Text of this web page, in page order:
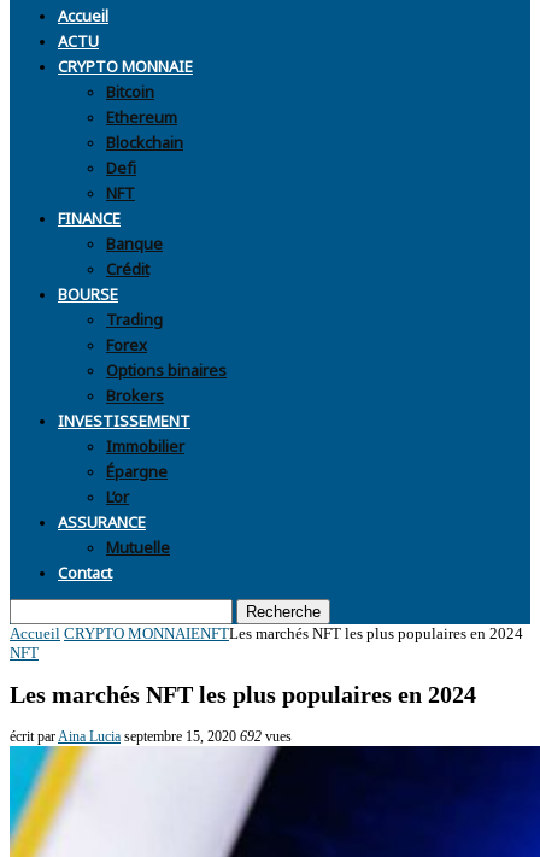
Accueil
ACTU
CRYPTO MONNAIE
Bitcoin
Ethereum
Blockchain
Defi
NFT
FINANCE
Banque
Crédit
BOURSE
Trading
Forex
Options binaires
Brokers
INVESTISSEMENT
Immobilier
Épargne
L’or
ASSURANCE
Mutuelle
Contact
Recherche
Accueil CRYPTO MONNAIENFTLes marchés NFT les plus populaires en 2024
NFT
Les marchés NFT les plus populaires en 2024
écrit parAina Lucia septembre 15, 2020 692 vues